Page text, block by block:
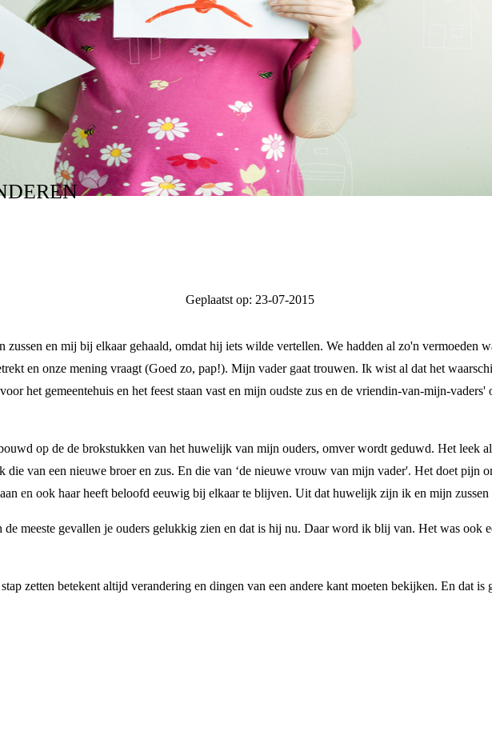
Geplaatst op: 23-07-2015
en mij bij elkaar gehaald, omdat hij iets wilde vertellen. We hadden al zo'n vermoeden
en onze mening vraagt (Goed zo, pap!). Mijn vader gaat trouwen. Ik wist al dat het
het gemeentehuis en het feest staan vast en mijn oudste zus en de vriendin-van-mijn-vaders'
op de de brokstukken van het huwelijk van mijn ouders, omver wordt geduwd. Het leek
die van een nieuwe broer en zus. En die van ‘de nieuwe vrouw van mijn vader'. Het doet pijn
en ook haar heeft beloofd eeuwig bij elkaar te blijven. Uit dat huwelijk zijn ik en mijn zussen
meeste gevallen je ouders gelukkig zien en dat is hij nu. Daar word ik blij van. Het was ook
zetten betekent altijd verandering en dingen van een andere kant moeten bekijken. En dat is